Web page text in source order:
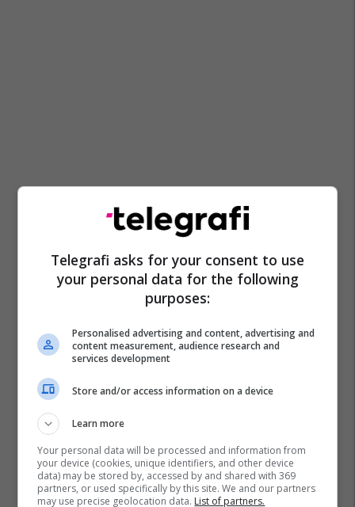
Promo Reklamo këtu
Këtë herë me kartelë
gërvishtëse plotësisht digjitale
dhe mbi 40 mijë shpërblime
Meridian
tuaja të preferuara Peugeot
Peugot Kosova
Telegrafi asks for your consent to use
your personal data for the following
purposes:
Personalised advertising and content, advertising and
content measurement, audience research and
services development
Store and/or access information on a device
Learn more
Your personal data will be processed and information from
your device (cookies, unique identifiers, and other device
data) may be stored by, accessed by and shared with 369
partners, or used specifically by this site. We and our partners
may use precise geolocation data. List of partners.